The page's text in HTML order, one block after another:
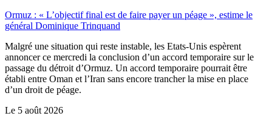
Ormuz : « L’objectif final est de faire payer un péage », estime le
général Dominique Trinquand
Malgré une situation qui reste instable, les Etats-Unis espèrent
annoncer ce mercredi la conclusion d’un accord temporaire sur le
passage du détroit d’Ormuz. Un accord temporaire pourrait être
établi entre Oman et l’Iran sans encore trancher la mise en place
d’un droit de péage.
Le 5 août 2026